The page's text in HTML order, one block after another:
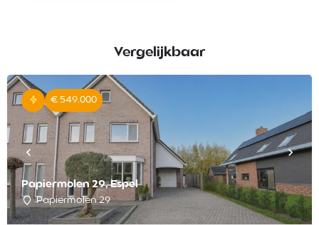
Vergelijkbaar
Papiermolen 29, Espel
Papiermolen 29
€ 549.000